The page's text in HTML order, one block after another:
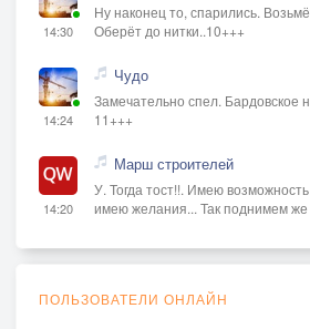
14:30
Ну наконец то, спарились.
Оберёт до нитки..10+++
14:24
Чудо
Замечательно спел.
11+++
14:20
Марш строителей
У. Тогда тост!!. Имею
имею желания... Так поднимем
ПОЛЬЗОВАТЕЛИ ОНЛАЙН